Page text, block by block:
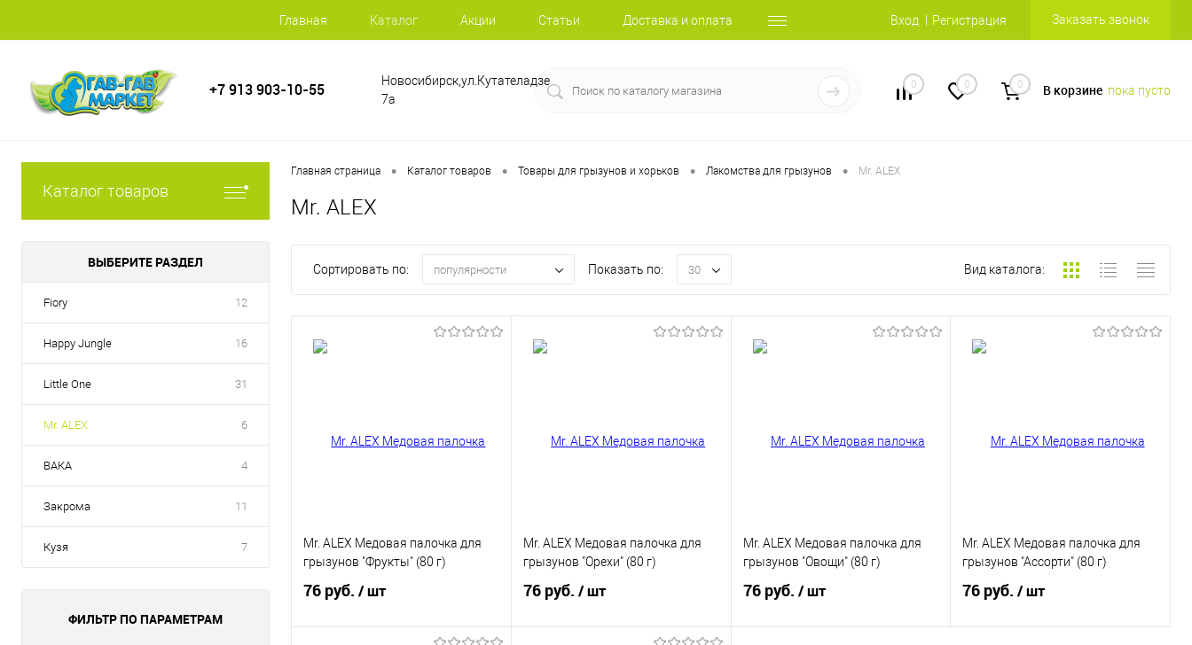
Главная Каталог Акции Статьи Доставка и оплата Вход Регистрация Заказать звонок
+7 913 903-10-55
Новосибирск,ул.Кутателадзе
7а
0 0 0 В корзине пока пусто
Каталог товаров
ВЫБЕРИТЕ РАЗДЕЛ
Fiory 12
Happy Jungle 16
Little One 31
Mr. ALEX 6
ВАКА 4
Закрома 11
Кузя 7
ФИЛЬТР ПО ПАРАМЕТРАМ
Главная страница • Каталог товаров • Товары для грызунов и хорьков • Лакомства для грызунов • Mr. ALEX
Mr. ALEX
Сортировать по: популярности Показать по: 30 Вид каталога:
Mr. ALEX Медовая палочка для
грызунов "Фрукты" (80 г)
76 руб. / шт
Mr. ALEX Медовая палочка для
грызунов "Орехи" (80 г)
76 руб. / шт
Mr. ALEX Медовая палочка для
грызунов "Овощи" (80 г)
76 руб. / шт
Mr. ALEX Медовая палочка для
грызунов "Ассорти" (80 г)
76 руб./ шт